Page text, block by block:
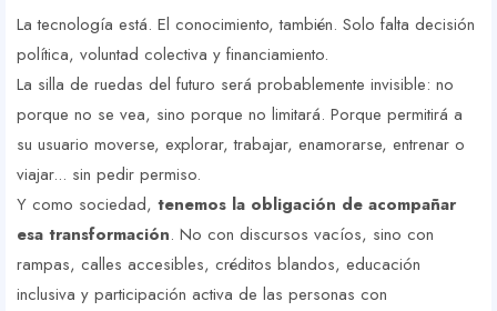
La tecnología está. El conocimiento, también. Solo falta decisión
política, voluntad colectiva y financiamiento.
La silla de ruedas del futuro será probablemente invisible: no
porque no se vea, sino porque no limitará. Porque permitirá a
su usuario moverse, explorar, trabajar, enamorarse, entrenar o
viajar... sin pedir permiso.
Y como sociedad, tenemos la obligación de acompañar
esa transformación. No con discursos vacíos, sino con
rampas, calles accesibles, créditos blandos, educación
inclusiva y participación activa de las personas con